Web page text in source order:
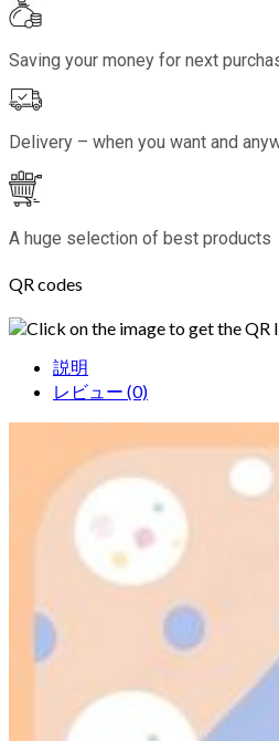
Saving your money for next
Delivery – when you want and
A huge selection of best products
QR codes
Click on the image to get the QR
説明
レビュー (0)